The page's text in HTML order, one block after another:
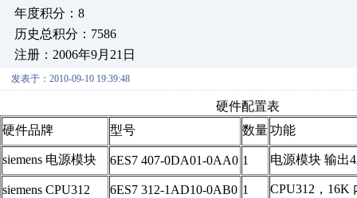
年度积分：8
历史总积分：7586
注册：2006年9月21日
发表于：2010-09-10 19:39:48
硬件配置表
硬件品牌
型号 数量功能
siemens 电源模块 6ES7 407-0DA01-0AA0 1 电源模块 输出
siemens CPU312 6ES7 312-1AD10-0AB0 1 CPU312，16K